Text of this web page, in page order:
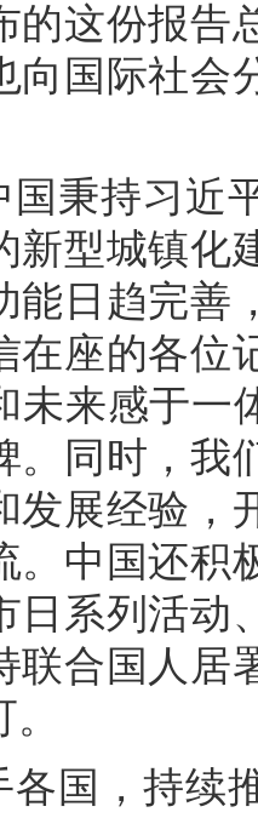
的这份报告
向国际社会
国秉持习近
新型城镇化
能日趋完善
在座的各位
未来感于一
。同时，我
发展经验，
。中国还积
日系列活动
联合国人居
各国，持续